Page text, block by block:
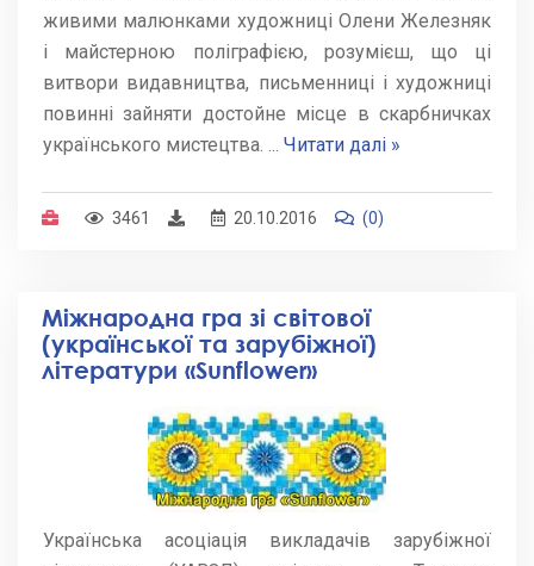
живими малюнками художниці Олени Железняк
і майстерною поліграфією, розумієш, що ці
витвори видавництва, письменниці і художниці
повинні зайняти достойне місце в скарбничках
українського мистецтва. ... Читати далі »
3461 20.10.2016 (0)
Міжнародна гра зі світової
(української та зарубіжної)
літератури «Sunflower»
Українська асоціація викладачів зарубіжної